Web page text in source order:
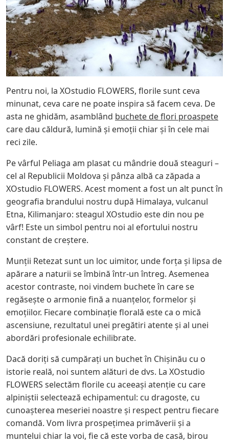
Pentru noi, la XOstudio FLOWERS, florile sunt ceva
minunat, ceva care ne poate inspira să facem ceva. De
asta ne ghidăm, asamblând buchete de flori proaspete
care dau căldură, lumină și emoții chiar și în cele mai
reci zile.
Pe vârful Peliaga am plasat cu mândrie două steaguri –
cel al Republicii Moldova și pânza albă ca zăpada a
XOstudio FLOWERS. Acest moment a fost un alt punct în
geografia brandului nostru după Himalaya, vulcanul
Etna, Kilimanjaro: steagul XOstudio este din nou pe
vârf! Este un simbol pentru noi al efortului nostru
constant de creștere.
Munții Retezat sunt un loc uimitor, unde forța și lipsa de
apărare a naturii se îmbină într-un întreg. Asemenea
acestor contraste, noi vindem buchete în care se
regăsește o armonie fină a nuanțelor, formelor și
emoțiilor. Fiecare combinație florală este ca o mică
ascensiune, rezultatul unei pregătiri atente și al unei
abordări profesionale echilibrate.
Dacă doriți să cumpărați un buchet în Chișinău cu o
istorie reală, noi suntem alături de dvs. La XOstudio
FLOWERS selectăm florile cu aceeași atenție cu care
alpiniștii selectează echipamentul: cu dragoste, cu
cunoașterea meseriei noastre și respect pentru fiecare
comandă. Vom livra prospețimea primăverii și a
muntelui chiar la voi, fie că este vorba de casă, birou